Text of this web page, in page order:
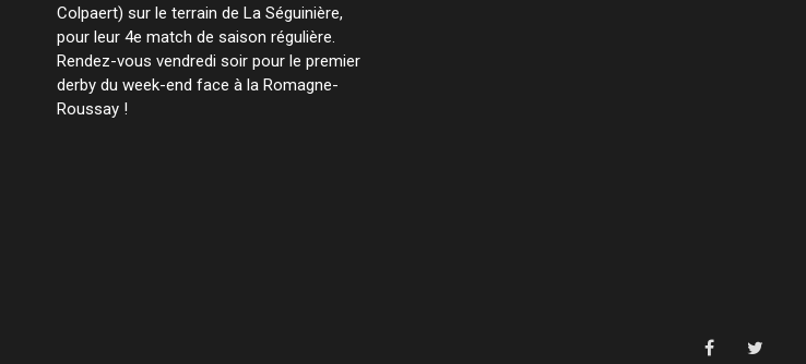
Colpaert) sur le terrain de La Séguinière,
pour leur 4e match de saison régulière.
Rendez-vous vendredi soir pour le premier
derby du week-end face à la Romagne-
Roussay !